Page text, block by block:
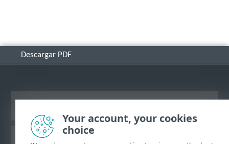
Descargar PDF
Base de conocimiento de ESET
Your account, your cookies
choice